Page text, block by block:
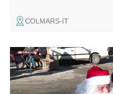
COLMARS-IT
Ambiance féerique sur la
gourmand, décoration et